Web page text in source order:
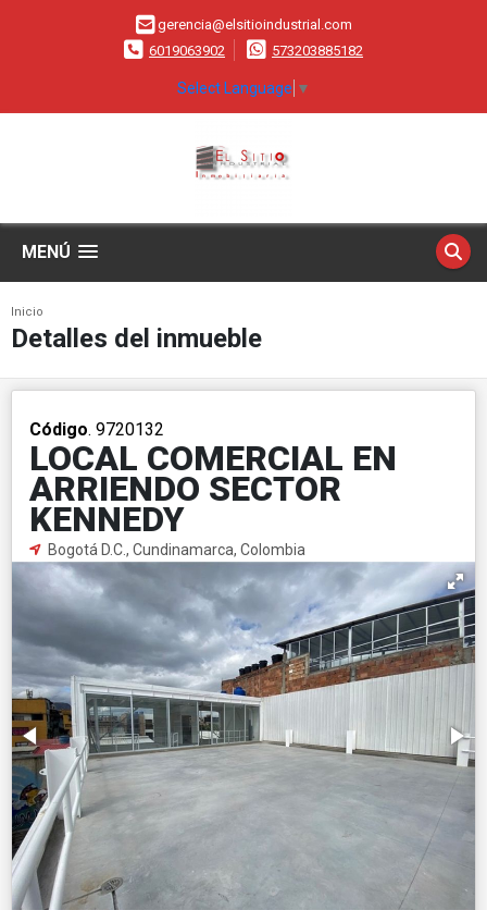
gerencia@elsitioindustrial.com
6019063902
573203885182
Select Language ▼
MENÚ
Inicio
Detalles del inmueble
Código. 9720132
LOCAL COMERCIAL EN
ARRIENDO SECTOR
KENNEDY
Bogotá D.C., Cundinamarca, Colombia